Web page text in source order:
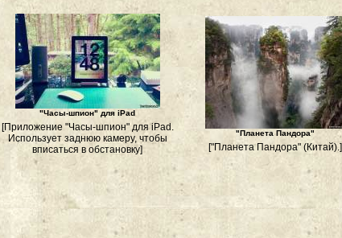
"Часы-шпион" для iPad
[Приложение "Часы-шпион" для iPad.
Использует заднюю камеру, чтобы
вписаться в обстановку]
"Планета Пандора"
["Планета Пандора" (Китай).]